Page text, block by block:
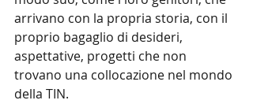
arrivano con la propria storia, con il
proprio bagaglio di desideri,
aspettative, progetti che non
trovano una collocazione nel mondo
della TIN.